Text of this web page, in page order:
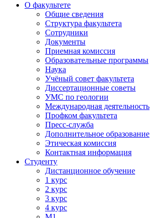
О факультете
Общие сведения
Структура факультета
Сотрудники
Документы
Приемная комиссия
Образовательные программы
Наука
Учёный совет факультета
Диссертационные советы
УМС по геологии
Международная деятельность
Профком факультета
Пресс-служба
Дополнительное образование
Этическая комиссия
Контактная информация
Студенту
Дистанционное обучение
1 курс
2 курс
3 курс
4 курс